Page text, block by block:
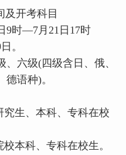
开考科目
时—7月21日17时
。
六级(四级含日、俄、
语种)。
生、本科、专科在校
本科、专科在校生。